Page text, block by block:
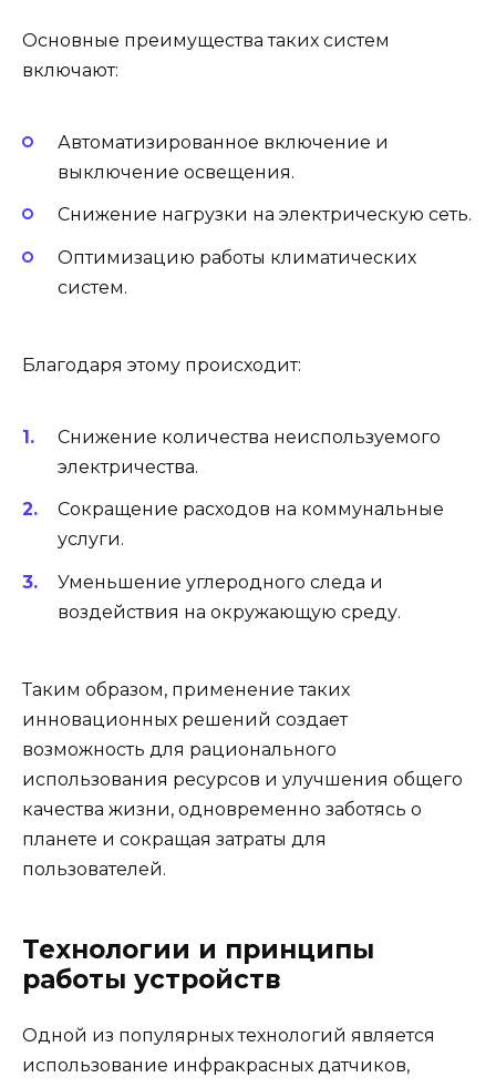
Основные преимущества таких систем
включают:
Автоматизированное включение и
выключение освещения.
Снижение нагрузки на электрическую сеть.
Оптимизацию работы климатических
систем.
Благодаря этому происходит:
Снижение количества неиспользуемого
электричества.
Сокращение расходов на коммунальные
услуги.
Уменьшение углеродного следа и
воздействия на окружающую среду.
Таким образом, применение таких
инновационных решений создает
возможность для рационального
использования ресурсов и улучшения общего
качества жизни, одновременно заботясь о
планете и сокращая затраты для
пользователей.
Технологии и принципы
работы устройств
Одной из популярных технологий является
использование инфракрасных датчиков,